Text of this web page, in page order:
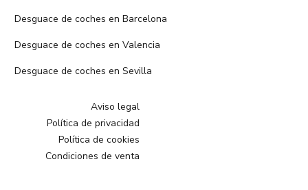
Desguace de coches en Barcelona
Desguace de coches en Valencia
Desguace de coches en Sevilla
Aviso legal
Política de privacidad
Política de cookies
Condiciones de venta